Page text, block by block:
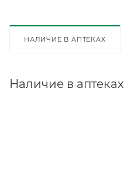
НАЛИЧИЕ В АПТЕКАХ
Наличие в аптеках